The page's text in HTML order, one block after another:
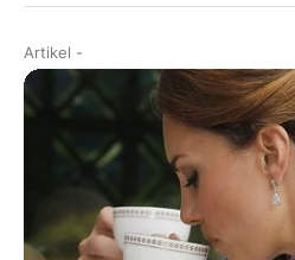
Artikel -